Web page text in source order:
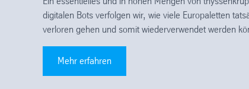
digitalen Bots verfolgen wir, wie viele Europaletten
verloren gehen und somit wiederverwendet werden
Mehr erfahren